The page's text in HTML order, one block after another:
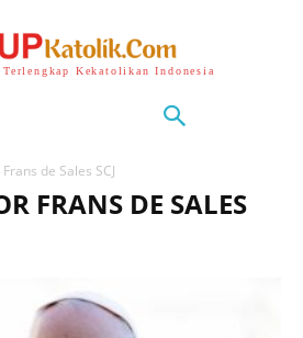
Kekatolikan Indonesia
de Sales SCJ
FRANS DE SALES